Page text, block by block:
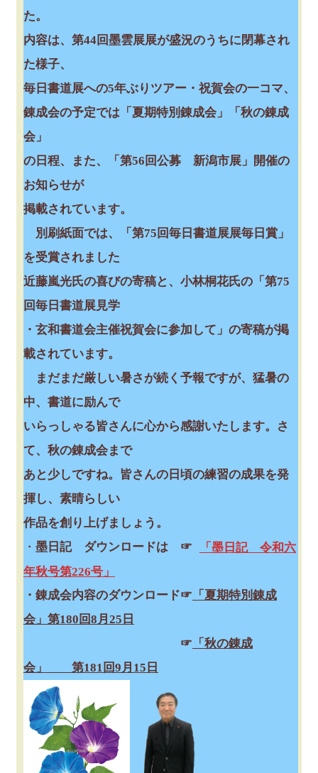
た。
内容は、第44回墨雲展展が盛況のうちに閉幕され
た様子、
毎日書道展への5年ぶりツアー・祝賀会の一コマ、
錬成会の予定では「夏期特別錬成会」「秋の錬成
会」
の日程、また、「第56回公募 新潟市展」開催の
お知らせが
掲載されています。
別刷紙面では、「第75回毎日書道展展毎日賞」
を受賞されました
近藤嵐光氏の喜びの寄稿と、小林桐花氏の「第75
回毎日書道展見学
・玄和書道会主催祝賀会に参加して」の寄稿が掲
載されています。
まだまだ厳しい暑さが続く予報ですが、猛暑の
中、書道に励んで
いらっしゃる皆さんに心から感謝いたします。さ
て、秋の錬成会まで
あと少しですね。皆さんの日頃の練習の成果を発
揮し、素晴らしい
作品を創り上げましょう。
・ 墨日記 ダウンロードは ☞
「墨日記 令和六
年秋号第226号」
・錬成会内容のダウンロード☞ 「夏期特別錬成
会」第180回8月25日
☞ 「秋の錬成
会」 第181回9月15日